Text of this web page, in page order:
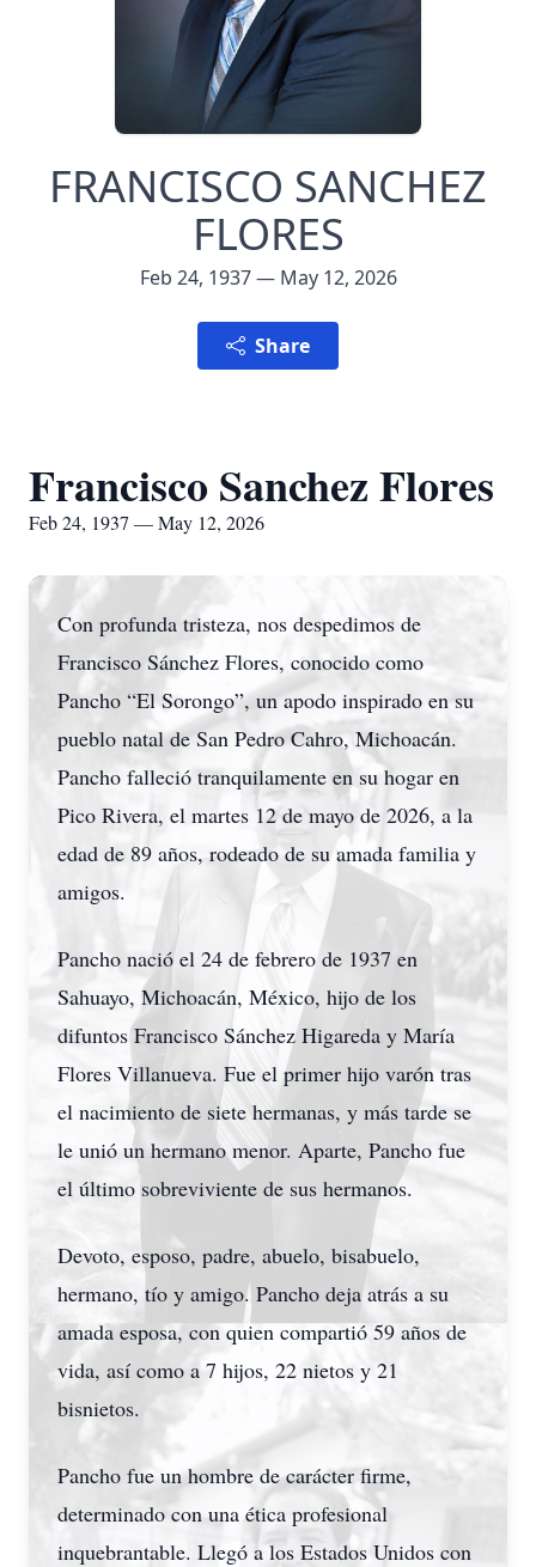
FRANCISCO SANCHEZ
FLORES
Feb 24, 1937 — May 12, 2026
Share
Francisco Sanchez Flores
Feb 24, 1937 — May 12, 2026
Con profunda tristeza, nos despedimos de
Francisco Sánchez Flores, conocido como
Pancho “El Sorongo”, un apodo inspirado en su
pueblo natal de San Pedro Cahro, Michoacán.
Pancho falleció tranquilamente en su hogar en
Pico Rivera, el martes 12 de mayo de 2026, a la
edad de 89 años, rodeado de su amada familia y
amigos.
Pancho nació el 24 de febrero de 1937 en
Sahuayo, Michoacán, México, hijo de los
difuntos Francisco Sánchez Higareda y María
Flores Villanueva. Fue el primer hijo varón tras
el nacimiento de siete hermanas, y más tarde se
le unió un hermano menor. Aparte, Pancho fue
el último sobreviviente de sus hermanos.
Devoto, esposo, padre, abuelo, bisabuelo,
hermano, tío y amigo. Pancho deja atrás a su
amada esposa, con quien compartió 59 años de
vida, así como a 7 hijos, 22 nietos y 21
bisnietos.
Pancho fue un hombre de carácter firme,
determinado con una ética profesional
inquebrantable. Llegó a los Estados Unidos con